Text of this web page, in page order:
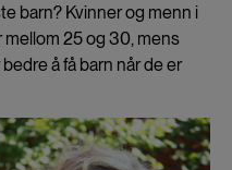
barn? Kvinner og menn i
25 og 30, mens
å få barn når de er